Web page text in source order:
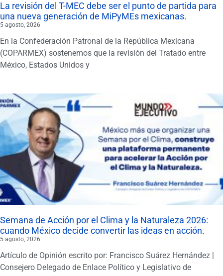
La revisión del T-MEC debe ser el punto de partida para
una nueva generación de MiPyMEs mexicanas.
5 agosto, 2026
En la Confederación Patronal de la República Mexicana
(COPARMEX) sostenemos que la revisión del Tratado entre
México, Estados Unidos y
Semana de Acción por el Clima y la Naturaleza 2026:
cuando México decide convertir las ideas en acción.
5 agosto, 2026
Artículo de Opinión escrito por: Francisco Suárez Hernández |
Consejero Delegado de Enlace Político y Legislativo de